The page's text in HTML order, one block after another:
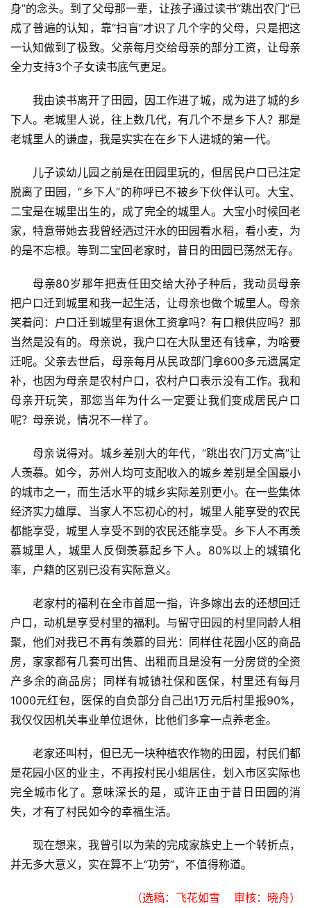
身”的念头。到了父母那一辈，让孩子通过读书“跳出农门”已
成了普遍的认知，靠“扫盲”才识了几个字的父母，只是把这
一认知做到了极致。父亲每月交给母亲的部分工资，让母亲
全力支持3个子女读书底气更足。
我由读书离开了田园，因工作进了城，成为进了城的乡
下人。老城里人说，往上数几代，有几个不是乡下人？那是
老城里人的谦虚，我是实实在在乡下人进城的第一代。
儿子读幼儿园之前是在田园里玩的，但居民户口已注定
脱离了田园，“乡下人”的称呼已不被乡下伙伴认可。大宝、
二宝是在城里出生的，成了完全的城里人。大宝小时候回老
家，特意带她去我曾经洒过汗水的田园看水稻，看小麦，为
的是不忘根。等到二宝回老家时，昔日的田园已荡然无存。
母亲80岁那年把责任田交给大孙子种后，我动员母亲
把户口迁到城里和我一起生活，让母亲也做个城里人。母亲
笑着问：户口迁到城里有退休工资拿吗？有口粮供应吗？那
当然是没有的。母亲说，我户口在大队里还有钱拿，为啥要
迁呢。父亲去世后，母亲每月从民政部门拿600多元遗属定
补，也因为母亲是农村户口，农村户口表示没有工作。我和
母亲开玩笑，那您当年为什么一定要让我们变成居民户口
呢？母亲说，情况不一样了。
母亲说得对。城乡差别大的年代，“跳出农门万丈高”让
人羡慕。如今，苏州人均可支配收入的城乡差别是全国最小
的城市之一，而生活水平的城乡实际差别更小。在一些集体
经济实力雄厚、当家人不忘初心的村，城里人能享受的农民
都能享受，城里人享受不到的农民还能享受。乡下人不再羡
慕城里人，城里人反倒羡慕起乡下人。80%以上的城镇化
率，户籍的区别已没有实际意义。
老家村的福利在全市首屈一指，许多嫁出去的还想回迁
户口，动机是享受村里的福利。与留守田园的村里同龄人相
聚，他们对我已不再有羡慕的目光：同样住花园小区的商品
房，家家都有几套可出售、出租而且是没有一分房贷的全资
产多余的商品房；同样有城镇社保和医保，村里还有每月
1000元红包，医保的自负部分自己出1万元后村里报90%，
我仅仅因机关事业单位退休，比他们多拿一点养老金。
老家还叫村，但已无一块种植农作物的田园，村民们都
是花园小区的业主，不再按村民小组居住，划入市区实际也
完全城市化了。意味深长的是，或许正由于昔日田园的消
失，才有了村民如今的幸福生活。
现在想来，我曾引以为荣的完成家族史上一个转折点，
并无多大意义，实在算不上“功劳”，不值得称道。
（选稿：飞花如雪    审核：晓舟）